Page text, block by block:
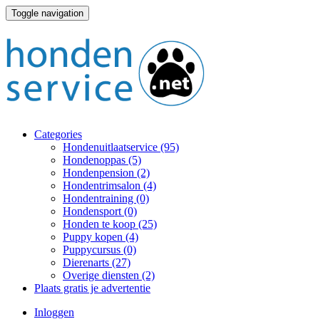
Toggle navigation
Categories
Hondenuitlaatservice (95)
Hondenoppas (5)
Hondenpension (2)
Hondentrimsalon (4)
Hondentraining (0)
Hondensport (0)
Honden te koop (25)
Puppy kopen (4)
Puppycursus (0)
Dierenarts (27)
Overige diensten (2)
Plaats gratis je advertentie
Inloggen